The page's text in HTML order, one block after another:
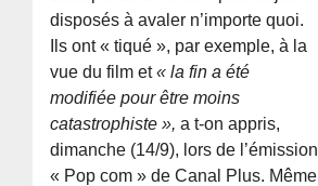
disposés à avaler n’importe quoi.
Ils ont « tiqué », par exemple, à la
vue du film et« la fin a été
modifiée pour être moins
catastrophiste », a t-on appris,
dimanche (14/9), lors de l’émission
« Pop com » de Canal Plus. Même